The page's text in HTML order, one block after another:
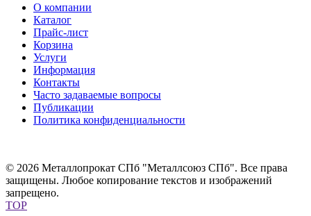
О компании
Каталог
Прайс-лист
Корзина
Услуги
Информация
Контакты
Часто задаваемые вопросы
Публикации
Политика конфиденциальности
© 2026 Металлопрокат СПб "Металлсоюз СПб". Все права
защищены. Любое копирование текстов и изображений
запрещено.
TOP